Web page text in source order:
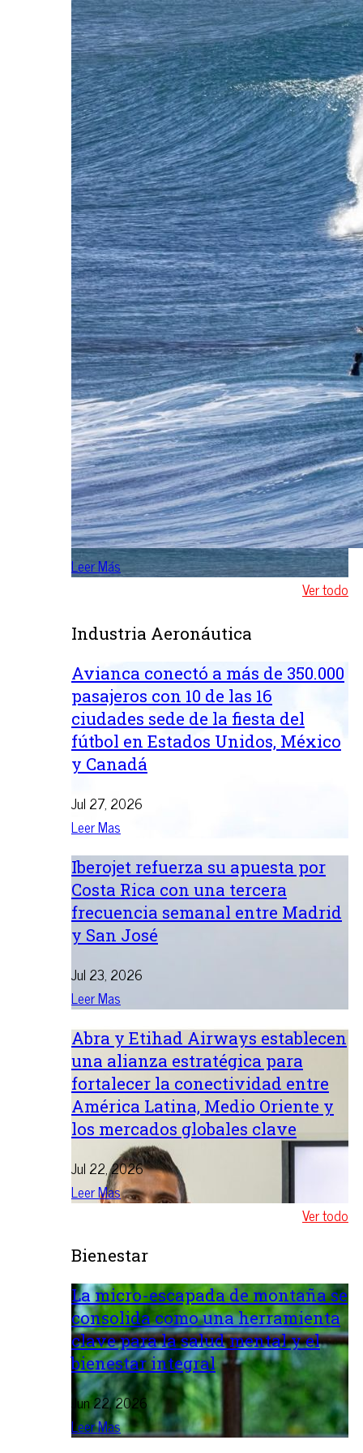
Leer Más
Ver todo
Industria Aeronáutica
Avianca conectó a más de 350.000
pasajeros con 10 de las 16
ciudades sede de la fiesta del
fútbol en Estados Unidos, México
y Canadá
Jul 27, 2026
Leer Mas
Iberojet refuerza su apuesta por
Costa Rica con una tercera
frecuencia semanal entre Madrid
y San José
Jul 23, 2026
Leer Mas
Abra y Etihad Airways establecen
una alianza estratégica para
fortalecer la conectividad entre
América Latina, Medio Oriente y
los mercados globales clave
Jul 22, 2026
Leer Mas
Ver todo
Bienestar
La micro-escapada de montaña se
consolida como una herramienta
clave para la salud mental y el
bienestar integral
Jun 22, 2026
Leer Mas